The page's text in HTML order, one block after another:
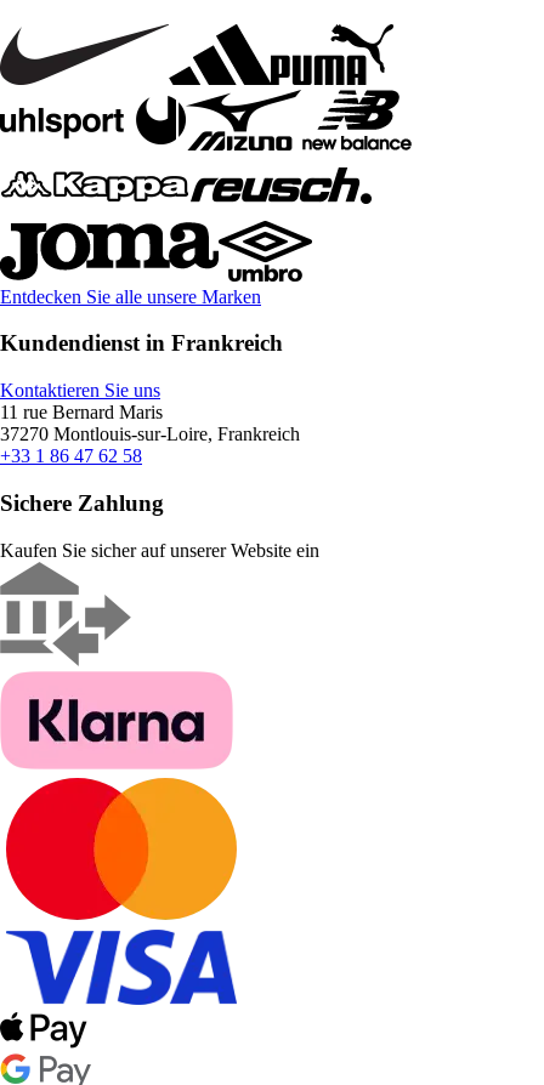
Entdecken Sie alle unsere Marken
Kundendienst in Frankreich
Kontaktieren Sie uns
11 rue Bernard Maris
37270 Montlouis-sur-Loire, Frankreich
+33 1 86 47 62 58
Sichere Zahlung
Kaufen Sie sicher auf unserer Website ein